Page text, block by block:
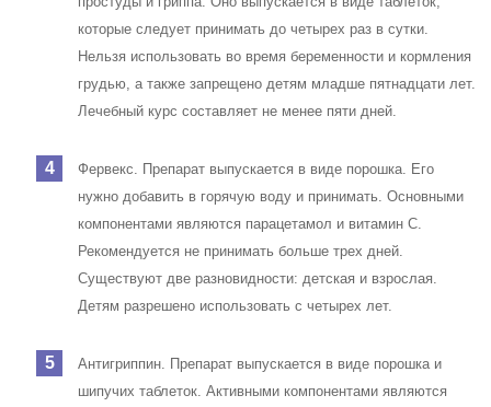
которые следует принимать до четырех раз в сутки.
Нельзя использовать во время беременности и кормления
грудью, а также запрещено детям младше пятнадцати лет.
Лечебный курс составляет не менее пяти дней.
Фервекс. Препарат выпускается в виде порошка. Его
нужно добавить в горячую воду и принимать. Основными
компонентами являются парацетамол и витамин С.
Рекомендуется не принимать больше трех дней.
Существуют две разновидности: детская и взрослая.
Детям разрешено использовать с четырех лет.
Антигриппин. Препарат выпускается в виде порошка и
шипучих таблеток. Активными компонентами являются